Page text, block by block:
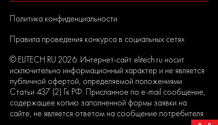
Политика конфиденциальности
Правила проведения конкурса в социальных сетях
© ELITECH.RU 2026. Интернет-сайт elitech.ru носит
исключительно информационный характер и не является
публичной офертой, определяемой положениями
Статьи 437 (2) Гк РФ. Присланное по e-mail сообщение,
содержащее копию заполненной формы заявки на
сайте, не является ответом на сообщение потребителя